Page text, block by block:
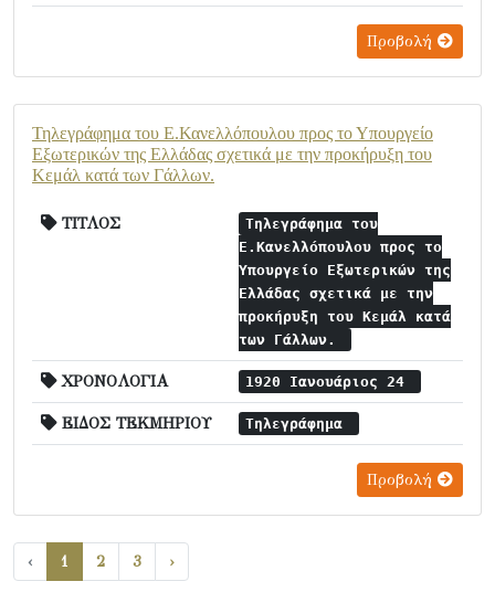
Προβολή
Τηλεγράφημα του Ε.Κανελλόπουλου προς το Υπουργείο
Εξωτερικών της Ελλάδας σχετικά με την προκήρυξη του
Κεμάλ κατά των Γάλλων.
ΤΙΤΛΟΣ
Τηλεγράφημα του
Ε.Κανελλόπουλου προς το
Υπουργείο Εξωτερικών της
Ελλάδας σχετικά με την
προκήρυξη του Κεμάλ κατά
των Γάλλων.
ΧΡΟΝΟΛΟΓΙΑ 1920 Ιανουάριος 24
ΕΙΔΟΣ ΤΕΚΜΗΡΙΟΥ Τηλεγράφημα
Προβολή
‹ 1 2 3 ›